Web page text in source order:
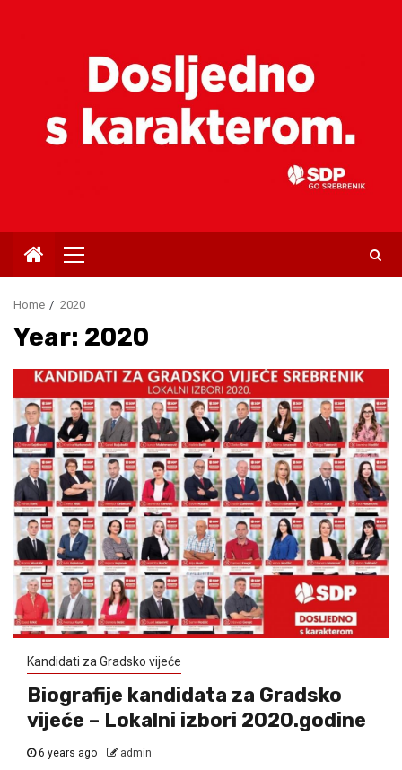
Primary
Menu
Home 2020
Year: 2020
Kandidati za Gradsko vijeće
Biografije kandidata za Gradsko
vijeće – Lokalni izbori 2020.godine
6 years ago admin